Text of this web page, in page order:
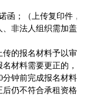
函；（上传复印件，
、非法人组织需加盖
的报名材料予以审
材料需要更正的，
钟前完成报名材料
仍不符合承租资格